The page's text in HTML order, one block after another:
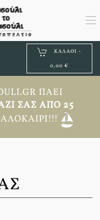
ΚΑΛΆΘΙ -
0,00 €
ΠΆΕΙ
ΣΑΣ ΑΠΟ 25